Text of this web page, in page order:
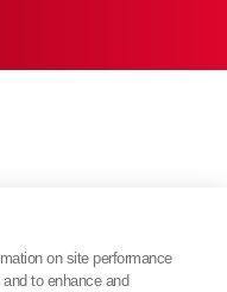
on site performance
to enhance and